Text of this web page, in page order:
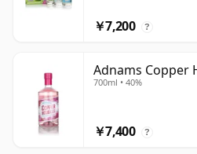
￥7,200 ?
Adnams Copper
700ml • 40%
￥7,400 ?